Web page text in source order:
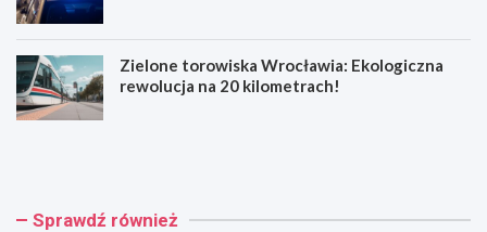
Zielone torowiska Wrocławia: Ekologiczna
rewolucja na 20 kilometrach!
R
a
W
e Sprawdź również